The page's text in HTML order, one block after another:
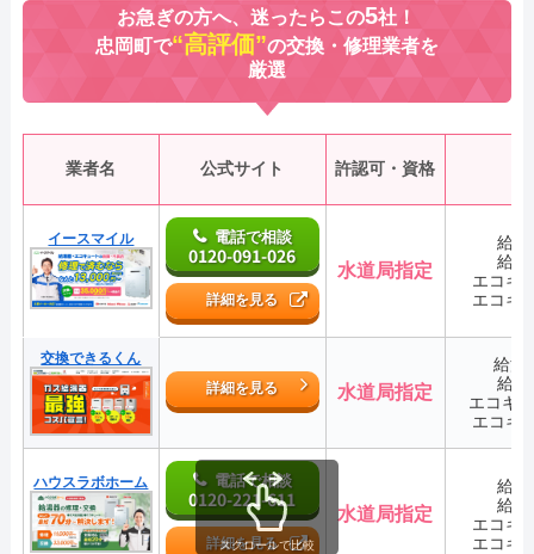
お急ぎの方へ、迷ったらこの5社！
忠岡町で“高評価”の交換・修理業者を
厳選
業者名 公式サイト 許認可・資格
イースマイル 電話で相談
0120-091-026
詳細を見る
水道局指定
給
給
エコキ
エコキ
交換できるくん
詳細を見る
水道局指定
給湯
給
エコキ
エコキ
ハウスラボホーム 電話で相談
0120-221-611
詳細を見る
水道局指定
給
給
エコキ
エコキ
スクロールで比較